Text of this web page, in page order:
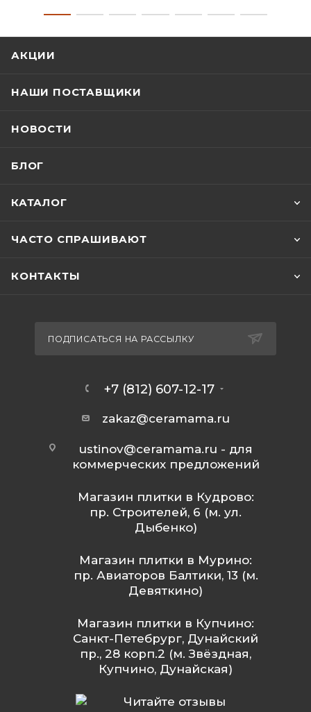
АКЦИИ
НАШИ ПОСТАВЩИКИ
НОВОСТИ
БЛОГ
КАТАЛОГ
ЧАСТО СПРАШИВАЮТ
КОНТАКТЫ
ПОДПИСАТЬСЯ НА РАССЫЛКУ
+7 (812) 607-12-17
zakaz@ceramama.ru
ustinov@ceramama.ru - для
коммерческих предложений
Магазин плитки в Кудрово:
пр. Строителей, 6 (м. ул.
Дыбенко)
Магазин плитки в Мурино:
пр. Авиаторов Балтики, 13 (м.
Девяткино)
Магазин плитки в Купчино:
Санкт-Петебрург, Дунайский
пр., 28 корп.2 (м. Звёздная,
Купчино, Дунайская)